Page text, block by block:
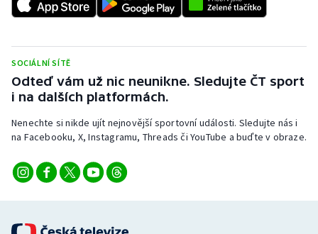
SOCIÁLNÍ SÍTĚ
Odteď vám už nic neunikne. Sledujte ČT sport
i na dalších platformách.
Nenechte si nikde ujít nejnovější sportovní události. Sledujte nás i
na Facebooku, X, Instagramu, Threads či YouTube a buďte v obraze.